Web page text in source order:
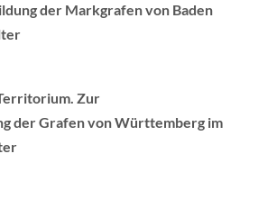
der Markgrafen von Baden
Zur
der Grafen von Württemberg im